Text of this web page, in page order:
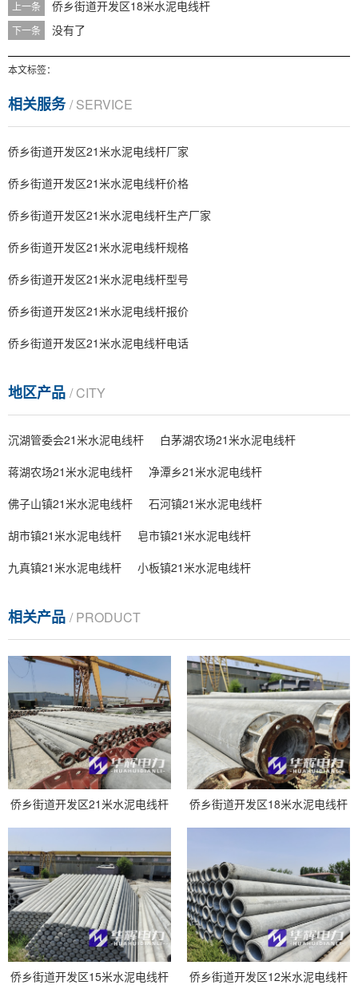
上一条 侨乡街道开发区18米水泥电线杆
下一条 没有了
本文标签：
相关服务/ SERVICE
侨乡街道开发区21米水泥电线杆厂家
侨乡街道开发区21米水泥电线杆价格
侨乡街道开发区21米水泥电线杆生产厂家
侨乡街道开发区21米水泥电线杆规格
侨乡街道开发区21米水泥电线杆型号
侨乡街道开发区21米水泥电线杆报价
侨乡街道开发区21米水泥电线杆电话
地区产品 / CITY
沉湖管委会21米水泥电线杆
白茅湖农场21米水泥电线杆
蒋湖农场21米水泥电线杆
净潭乡21米水泥电线杆
佛子山镇21米水泥电线杆
石河镇21米水泥电线杆
胡市镇21米水泥电线杆
皂市镇21米水泥电线杆
九真镇21米水泥电线杆
小板镇21米水泥电线杆
相关产品 / PRODUCT
侨乡街道开发区21米水泥电线杆 侨乡街道开发区18米水泥电线杆
侨乡街道开发区15米水泥电线杆 侨乡街道开发区12米水泥电线杆